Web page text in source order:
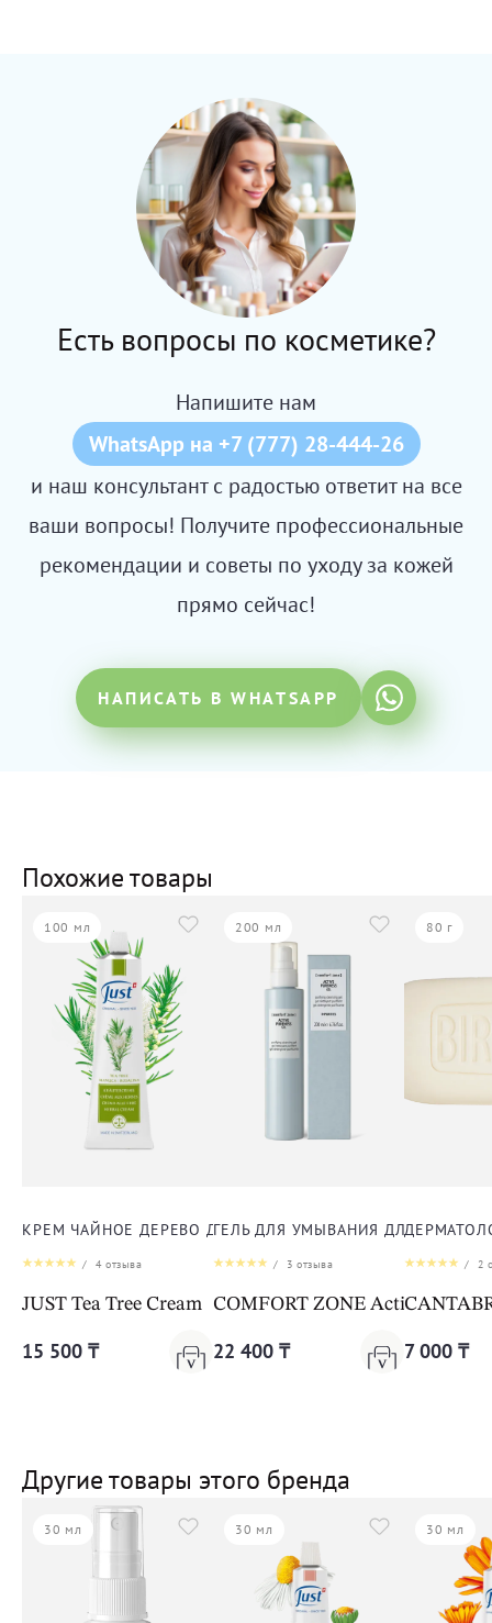
Есть вопросы по косметике?
Напишите нам
WhatsApp на +7 (777) 28-444-26
и наш консультант с радостью ответит на все
ваши вопросы! Получите профессиональные
рекомендации и советы по уходу за кожей
прямо сейчас!
НАПИСАТЬ В WHATSAPP
Похожие товары
100 мл
КРЕМ ЧАЙНОЕ ДЕРЕВО ДЛЯ ЛИЦА И ТЕЛА
/ 4отзыва
JUST Tea Tree Cream
15 500 ₸
200 мл
ГЕЛЬ ДЛЯ УМЫВАНИЯ ДЛЯ ЛИЦА
/ 3 отзыва
COMFORT ZONE Active
22 400 ₸
80 г
/ 2
7 000 ₸
Другие товары этого бренда
30 мл 30 мл 30 мл